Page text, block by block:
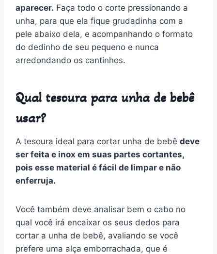
aparecer. Faça todo o corte pressionando a
unha, para que ela fique grudadinha com a
pele abaixo dela, e acompanhando o formato
do dedinho de seu pequeno e nunca
arredondando os cantinhos.
Qual tesoura para unha de bebê
usar?
A tesoura ideal para cortar unha de bebê deve
ser feita e inox em suas partes cortantes,
pois esse material é fácil de limpar e não
enferruja.
Você também deve analisar bem o cabo no
qual você irá encaixar os seus dedos para
cortar a unha de bebê, avaliando se você
prefere uma alça emborrachada, que é